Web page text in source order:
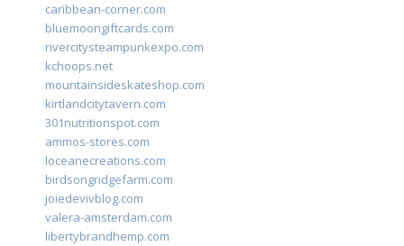
caribbean-corner.com
bluemoongiftcards.com
rivercitysteampunkexpo.com
kchoops.net
mountainsideskateshop.com
kirtlandcitytavern.com
301nutritionspot.com
ammos-stores.com
loceanecreations.com
birdsongridgefarm.com
joiedevivblog.com
valera-amsterdam.com
libertybrandhemp.com